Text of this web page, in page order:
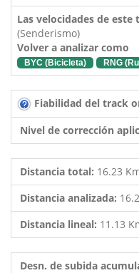
Las velocidades de este
(Senderismo)
Volver a analizar como
BYC (Bicicleta) RNG
Fiabilidad del track
Nivel de corrección
Distancia total: 16.23
Distancia analizada:
Distancia lineal: 11.13
Desn. de subida